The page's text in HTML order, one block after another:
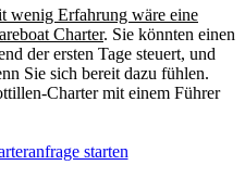
wenig Erfahrung wäre eine
Charter. Sie könnten einen
der ersten Tage steuert, und
Sie sich bereit dazu fühlen.
Charter mit einem Führer
starten